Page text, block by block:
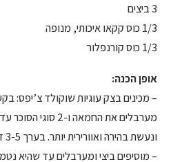
3 ביצים
1/3 כוס קקאו איכותי, מנופה
1/3 כוס קורנפלור
אופן הכנה:
– מכינים בצק עוגיות שוקולד צ’יפס:
מערבלים את החמאה
ונעשת בהירה ואוורירית יותר. בערך 3-5 דקות.
– מוסיפים ביצי ומערבלים עד שהיא